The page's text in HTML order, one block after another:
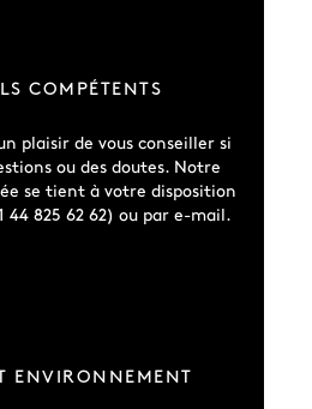
COMPÉTENTS
plaisir de vous conseiller si
ou des doutes. Notre
se tient à votre disposition
44 825 62 62) ou par e-mail.
ENVIRONNEMENT